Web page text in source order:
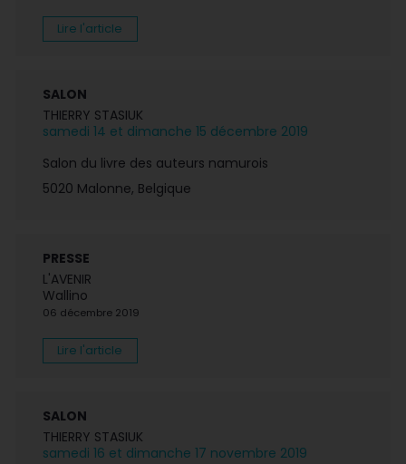
Lire l'article
SALON
THIERRY STASIUK
samedi 14 et dimanche 15 décembre 2019
Salon du livre des auteurs namurois
5020 Malonne, Belgique
PRESSE
L'AVENIR
Wallino
06 décembre 2019
Lire l'article
SALON
THIERRY STASIUK
samedi 16 et dimanche 17 novembre 2019